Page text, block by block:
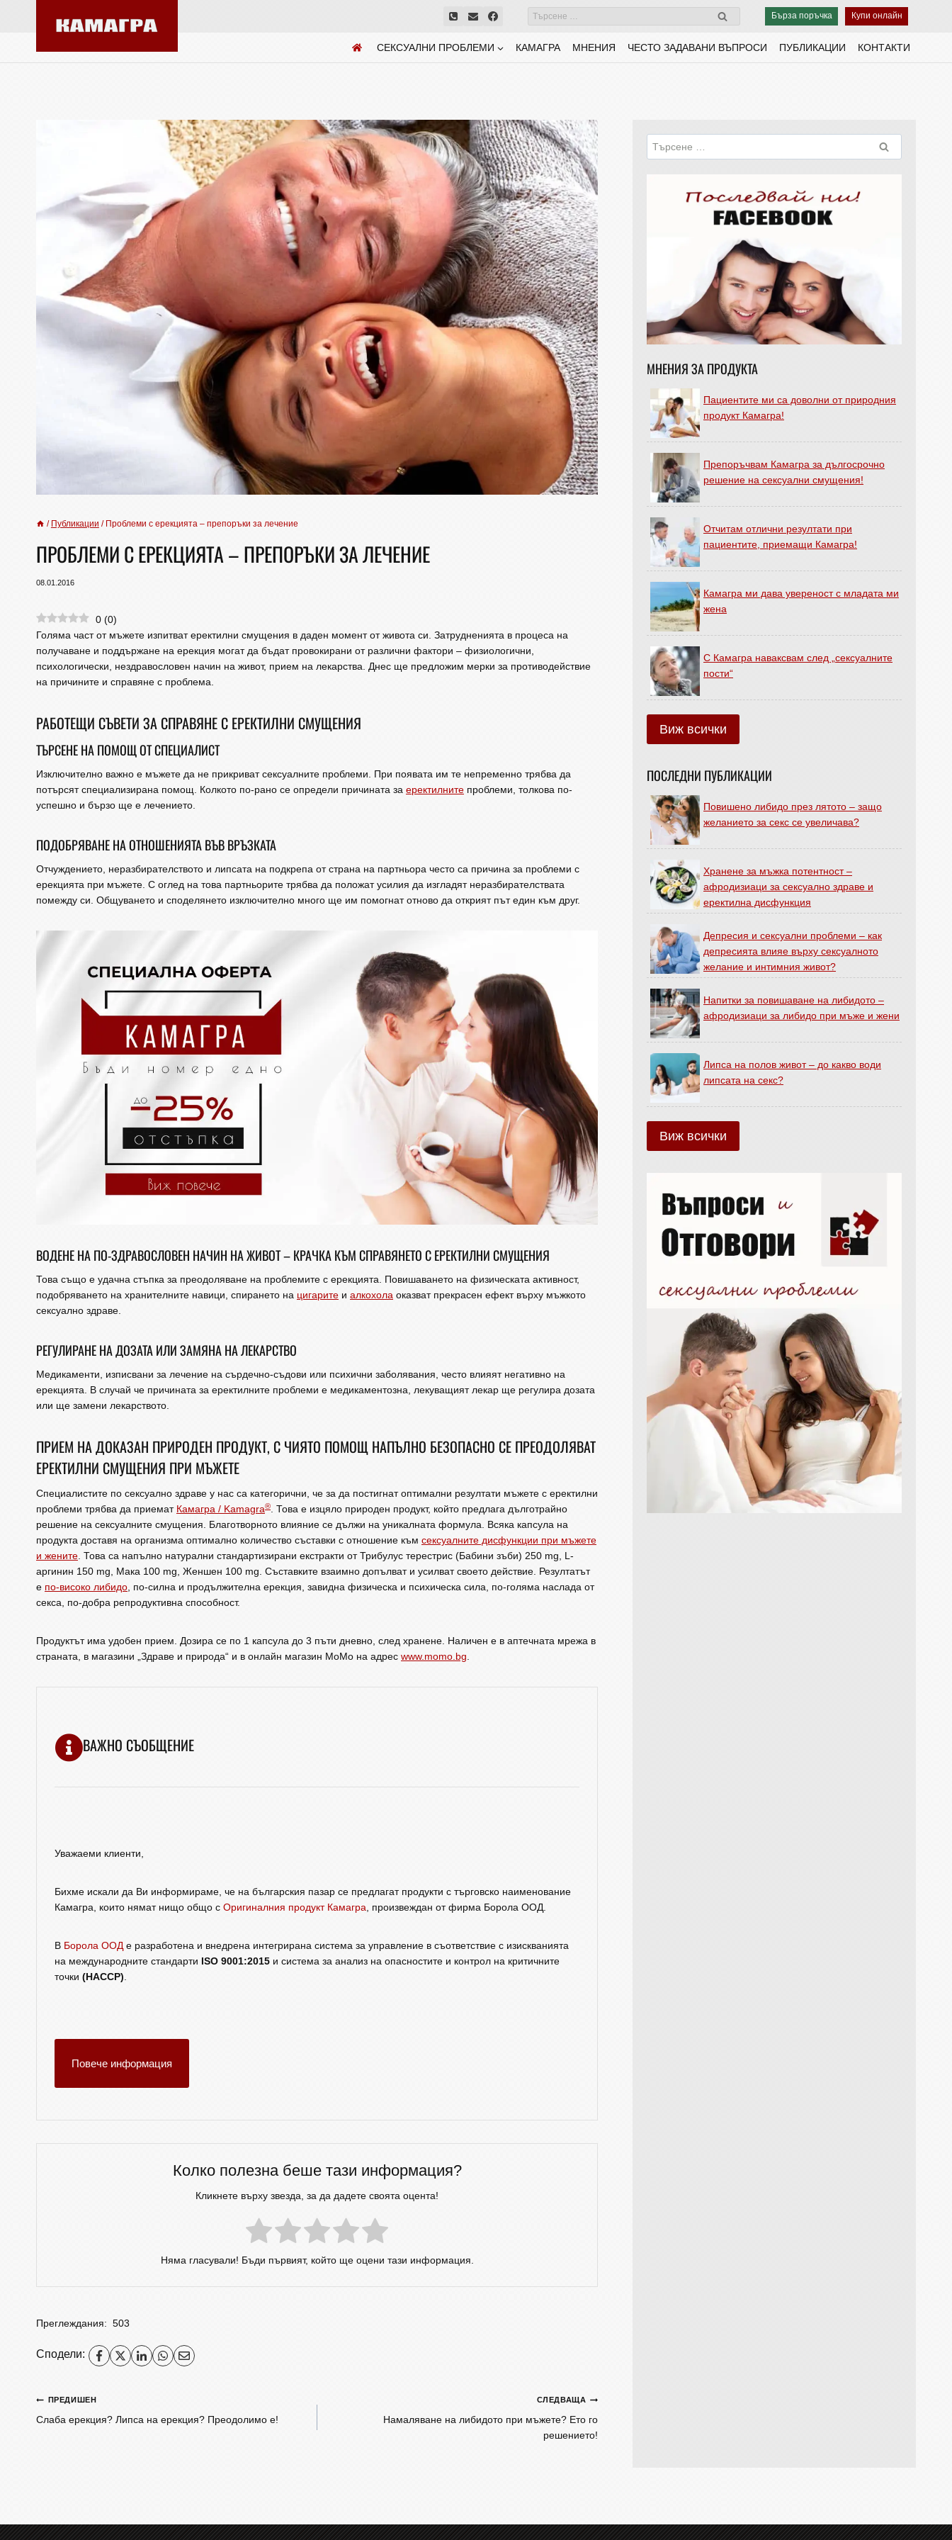
Бърза поръчка Купи онлайн
СЕКСУАЛНИ ПРОБЛЕМИ КАМАГРА МНЕНИЯ ЧЕСТО ЗАДАВАНИ ВЪПРОСИ ПУБЛИКАЦИИ КОНТАКТИ
/ Публикации / Проблеми с ерекцията – препоръки за лечение
ПРОБЛЕМИ С ЕРЕКЦИЯТА – ПРЕПОРЪКИ ЗА ЛЕЧЕНИЕ
08.01.2016
0 (0)
Голяма част от мъжете изпитват еректилни смущения в даден момент от живота си. Затрудненията в процеса на
получаване и поддържане на ерекция могат да бъдат провокирани от различни фактори – физиологични,
психологически, нездравословен начин на живот, прием на лекарства. Днес ще предложим мерки за противодействие
на причините и справяне с проблема.
РАБОТЕЩИ СЪВЕТИ ЗА СПРАВЯНЕ С ЕРЕКТИЛНИ СМУЩЕНИЯ
ТЪРСЕНЕ НА ПОМОЩ ОТ СПЕЦИАЛИСТ
Изключително важно е мъжете да не прикриват сексуалните проблеми. При появата им те непременно трябва да
потърсят специализирана помощ. Колкото по-рано се определи причината за еректилните проблеми, толкова по-
успешно и бързо ще е лечението.
ПОДОБРЯВАНЕ НА ОТНОШЕНИЯТА ВЪВ ВРЪЗКАТА
Отчуждението, неразбирателството и липсата на подкрепа от страна на партньора често са причина за проблеми с
ерекцията при мъжете. С оглед на това партньорите трябва да положат усилия да изгладят неразбирателствата
помежду си. Общуването и споделянето изключително много ще им помогнат отново да открият път един към друг.
ВОДЕНЕ НА ПО-ЗДРАВОСЛОВЕН НАЧИН НА ЖИВОТ – КРАЧКА КЪМ СПРАВЯНЕТО С ЕРЕКТИЛНИ СМУЩЕНИЯ
Това също е удачна стъпка за преодоляване на проблемите с ерекцията. Повишаването на физическата активност,
подобряването на хранителните навици, спирането на цигарите и алкохола оказват прекрасен ефект върху мъжкото
сексуално здраве.
РЕГУЛИРАНЕ НА ДОЗАТА ИЛИ ЗАМЯНА НА ЛЕКАРСТВО
Медикаменти, изписвани за лечение на сърдечно-съдови или психични заболявания, често влияят негативно на
ерекцията. В случай че причината за еректилните проблеми е медикаментозна, лекуващият лекар ще регулира дозата
или ще замени лекарството.
ПРИЕМ НА ДОКАЗАН ПРИРОДЕН ПРОДУКТ, С ЧИЯТО ПОМОЩ НАПЪЛНО БЕЗОПАСНО СЕ ПРЕОДОЛЯВАТ
ЕРЕКТИЛНИ СМУЩЕНИЯ ПРИ МЪЖЕТЕ
Специалистите по сексуално здраве у нас са категорични, че за да постигнат оптимални резултати мъжете с еректилни
проблеми трябва да приемат Камагра / Kamagra®. Това е изцяло природен продукт, който предлага дълготрайно
решение на сексуалните смущения. Благотворното влияние се дължи на уникалната формула. Всяка капсула на
продукта доставя на организма оптимално количество съставки с отношение към сексуалните дисфункции при мъжете
и жените. Това са напълно натурални стандартизирани екстракти от Трибулус терестрис (Бабини зъби) 250 mg, L-
аргинин 150 mg, Мака 100 mg, Женшен 100 mg. Съставките взаимно допълват и усилват своето действие. Резултатът
е по-високо либидо, по-силна и продължителна ерекция, завидна физическа и психическа сила, по-голяма наслада от
секса, по-добра репродуктивна способност.
Продуктът има удобен прием. Дозира се по 1 капсула до 3 пъти дневно, след хранене. Наличен е в аптечната мрежа в
страната, в магазини „Здраве и природа“ и в онлайн магазин МоМо на адрес www.momo.bg.
ВАЖНО СЪОБЩЕНИЕ
Уважаеми клиенти,
Бихме искали да Ви информираме, че на българския пазар се предлагат продукти с търговско наименование
Камагра, които нямат нищо общо с Оригиналния продукт Камагра, произвеждан от фирма Борола ООД.
В Борола ООДе разработена и внедрена интегрирана система за управление в съответствие с изискванията
на международните стандарти ISO 9001:2015 и система за анализ на опасностите и контрол на критичните
точки (HACCP).
Повече информация
Колко полезна беше тази информация?
Кликнете върху звезда, за да дадете своята оцента!
Няма гласували! Бъди първият, който ще оцени тази информация.
Преглеждания: 503
Сподели:
ПРЕДИШЕН
Слаба ерекция? Липса на ерекция? Преодолимо е!
СЛЕДВАЩА
Намаляване на либидото при мъжете? Ето го
решението!
МНЕНИЯ ЗА ПРОДУКТА
Пациентите ми са доволни от природния
продукт Камагра!
Препоръчвам Камагра за дългосрочно
решение на сексуални смущения!
Отчитам отлични резултати при
пациентите, приемащи Камагра!
Камагра ми дава увереност с младата ми
жена
С Камагра наваксвам след „сексуалните
пости“
Виж всички
ПОСЛЕДНИ ПУБЛИКАЦИИ
Повишено либидо през лятото – защо
желанието за секс се увеличава?
Хранене за мъжка потентност –
афродизиаци за сексуално здраве и
еректилна дисфункция
Депресия и сексуални проблеми – как
депресията влияе върху сексуалното
желание и интимния живот?
Напитки за повишаване на либидото –
афродизиаци за либидо при мъже и жени
Липса на полов живот – до какво води
липсата на секс?
Виж всички